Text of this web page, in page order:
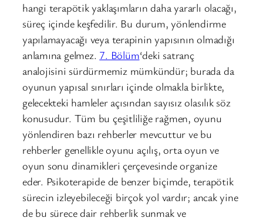
hangi terapötik yaklaşımların daha yararlı olacağı,
süreç içinde keşfedilir. Bu durum, yönlendirme
yapılamayacağı veya terapinin yapısının olmadığı
anlamına gelmez. 7. Bölüm‘deki satranç
analojisini sürdürmemiz mümkündür; burada da
oyunun yapısal sınırları içinde olmakla birlikte,
gelecekteki hamleler açısından sayısız olasılık söz
konusudur. Tüm bu çeşitliliğe rağmen, oyunu
yönlendiren bazı rehberler mevcuttur ve bu
rehberler genellikle oyunu açılış, orta oyun ve
oyun sonu dinamikleri çerçevesinde organize
eder. Psikoterapide de benzer biçimde, terapötik
sürecin izleyebileceği birçok yol vardır; ancak yine
de bu sürece dair rehberlik sunmak ve